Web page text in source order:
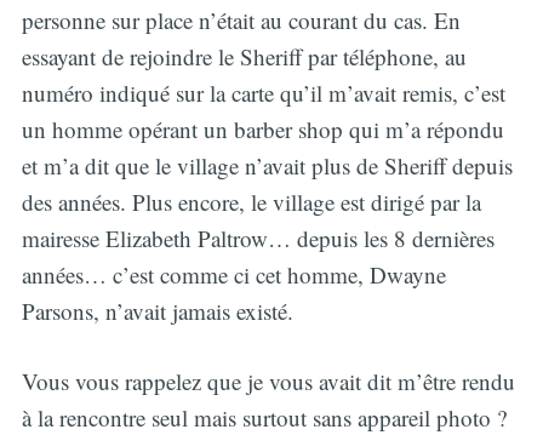
personne sur place n’était au courant du cas. En
essayant de rejoindre le Sheriff par téléphone, au
numéro indiqué sur la carte qu’il m’avait remis, c’est
un homme opérant un barber shop qui m’a répondu
et m’a dit que le village n’avait plus de Sheriff depuis
des années. Plus encore, le village est dirigé par la
mairesse Elizabeth Paltrow… depuis les 8 dernières
années… c’est comme ci cet homme, Dwayne
Parsons, n’avait jamais existé.
Vous vous rappelez que je vous avait dit m’être rendu
à la rencontre seul mais surtout sans appareil photo ?